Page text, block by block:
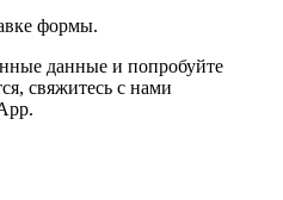
формы.
данные и попробуйте
свяжитесь с нами